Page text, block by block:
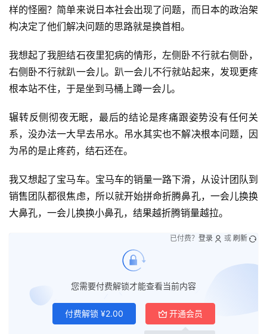
样的怪圈？简单来说日本社会出现了问题，而日本的政治架
构决定了他们解决问题的思路就是换首相。
我想起了我胆结石夜里犯病的情形，左侧卧不行就右侧卧，
右侧卧不行就趴一会儿。趴一会儿不行就站起来，发现更疼
根本站不住，于是坐到马桶上蹲一会儿。
辗转反侧彻夜无眠，最后的结论是疼痛跟姿势没有任何关
系，没办法一大早去吊水。吊水其实也不解决根本问题，因
为吊的是止疼药，结石还在。
我又想起了宝马车。宝马车的销量一路下滑，从设计团队到
销售团队都很焦虑，所以就开始拼命折腾鼻孔，一会儿换换
大鼻孔，一会儿换换小鼻孔，结果越折腾销量越拉。
您需要付费解锁才能查看当前内容
付费解锁 ¥2.00 开通会员
已付费？ 登录 或 刷新